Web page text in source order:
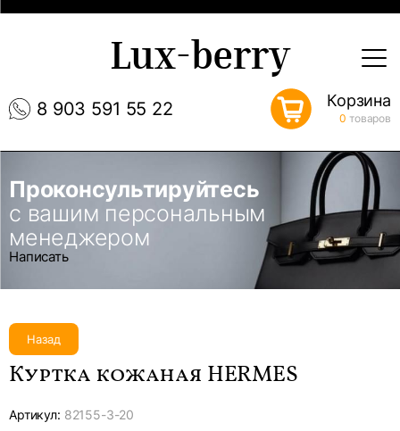
8 903 591 55 22
Lux-berry
Корзина
0 товаров
Проконсультируйтесь
с вашим персональным
менеджером
Написать
Назад
Куртка кожаная HERMES
Артикул: 82155-3-20